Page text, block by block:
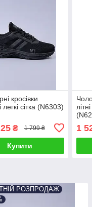
кросівки
легкі сітка (N6303)
₴ 1 799 ₴
Купити
1
РОЗПРОДАЖ